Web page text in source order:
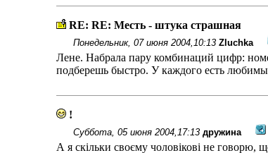
RE: RE: Месть - штука страшная
Понедельник, 07 июня 2004,10:13 Zluchka
Лене. Набрала пару комбинаций цифр:
подберешь быстро. У каждого есть
!
Суббота, 05 июня 2004,17:13 дружина
А я скільки своєму чоловікові не говорю,